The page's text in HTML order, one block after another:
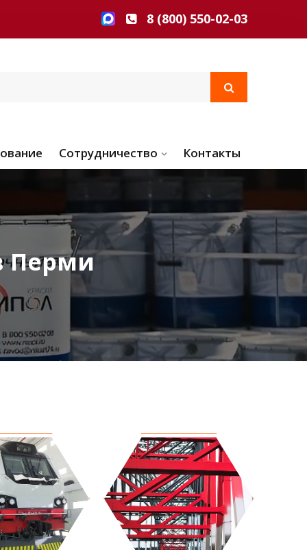
8 (800) 550-02-03
Сотрудничество Контакты
Перми